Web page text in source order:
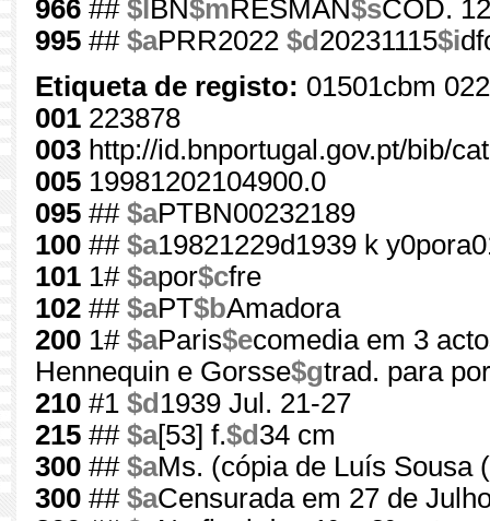
966 ## $l BN$mRESMAN$sCOD.
995 ## $aPRR2022 $d 20231115$i
Etiqueta de registo: 01501cbm
001 223878
003 http://id.bnportugal.gov.pt/bib/
005 19981202104900.0
095 ## $aPTBN00232189
100 ## $a19821229d1939 k
101 1# $apor$cfre
102 ## $aPT$bAmadora
200 1# $aParis$ecomedia em 3
Hennequin e Gorsse$gtrad. para
210 #1 $d 1939 Jul. 21-27
215 ## $a[53] f.$d 34 cm
300 ## $aMs. (cópia de Luís Sousa
300 ## $aCensurada em 27 de